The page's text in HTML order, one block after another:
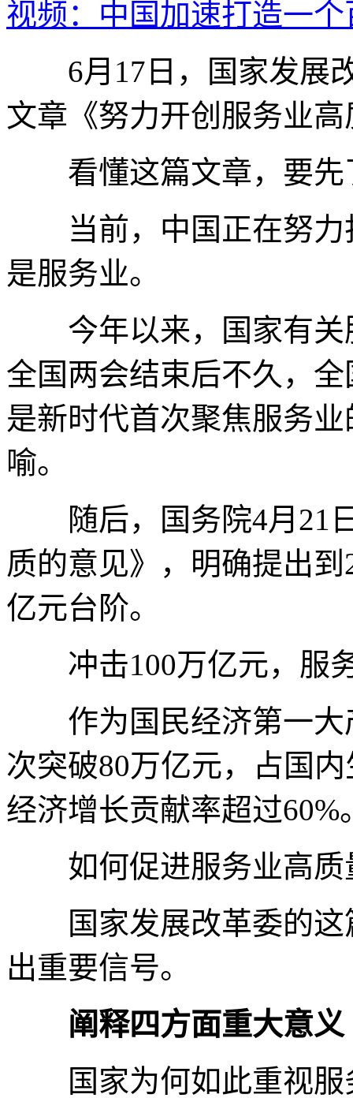
视频：中国加速打造一
6月17日，国家发展改
文章《努力开创服务业
看懂这篇文章，要先
当前，中国正在努力
是服务业。
今年以来，国家有关
全国两会结束后不久，
是新时代首次聚焦服务
喻。
随后，国务院4月21日
质的意见》，明确提出
亿元台阶。
冲击100万亿元，服
作为国民经济第一大
次突破80万亿元，占国
经济增长贡献率超过60%
如何促进服务业高质
国家发展改革委的这
出重要信号。
阐释四方面重大意义
国家为何如此重视服